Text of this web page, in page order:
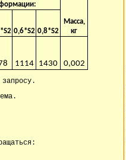
Масса,
кг
0,6*S2 0,8*S2
1114 1430 0,002